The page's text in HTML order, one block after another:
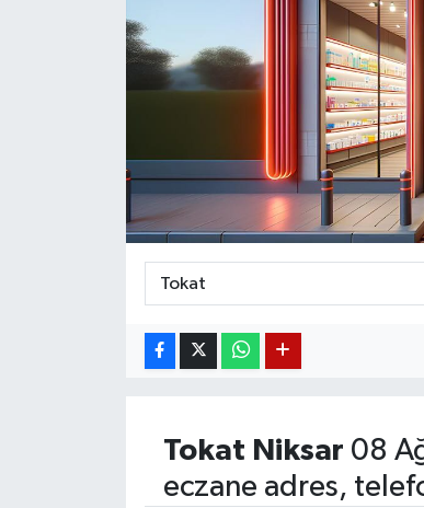
Tokat Niksar 08
eczane adres,
Magazin